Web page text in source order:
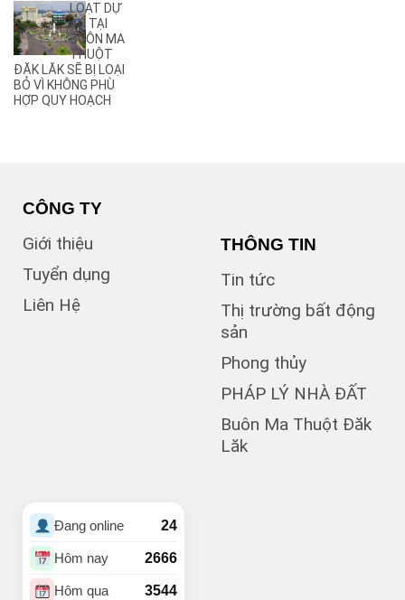
Ami Đoan(2)
An Dương Vương (8)
Ân Phú(3)
Âu Cơ(3)
B(2)
B5(6)
Bà Triệu(1)
Bạch Đằng (1)
Bùi Hữu Nghĩa (1)
Bùi Huy Bích(3)
Buôn Hrat
BUÔN HUÊ (4)
Buôn Ju(21)
Buôn KBu
LOẠT DỰ
ÁN TẠI
BUÔN MA
THUỘT
ĐĂK LĂK SẼ BỊ LOẠI
BỎ VÌ KHÔNG PHÙ
HỢP QUY HOẠCH
CÔNG TY
Giới thiệu
Tuyển dụng
Liên Hệ
THÔNG TIN
Tin tức
Thị trường bất động
sản
Phong thủy
PHÁP LÝ NHÀ ĐẤT
Buôn Ma Thuột Đăk
Lăk
Đang online 24
Hôm nay 2666
Hôm qua 3544